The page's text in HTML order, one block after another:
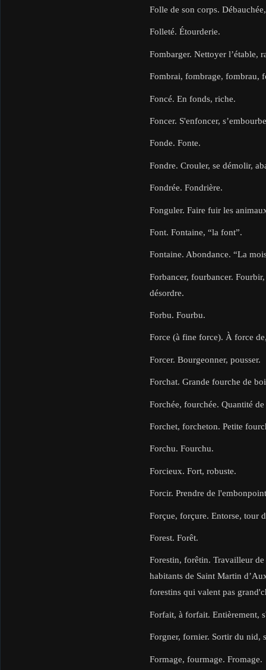
Folle de son corps.
Folleté. Étourderie.
Fombarger. Nettoyer l’étable,
Fombrai, fombrage, fombrau,
Foncé. En fonds, riche.
Foncer. S'enfoncer,
Fonde. Fonte.
Fondre. Crouler, se démolir,
Fondrée. Fondrière.
Fonguler. Faire fuir les
Font. Fontaine, “la font”.
Fontaine. Abondance. “La
Forbancer, fourbancer.
désordre.
Forbu. Fourbu.
Force (à fine force). À force
Forcer. Bourgeonner, pousser.
Forchat. Grande fourche de
Forchée, fourchée. Quantité
Forchet, forcheton. Petite
Forchu. Fourchu.
Forcieux. Fort, robuste.
Forcir. Prendre de
Forçue, forçure. Entorse, tour
Forest. Forêt.
Forestin, forêtin. Travailleur
habitants de Saint Martin
forestins qui valent pas
Forfait, à forfait. Entièrement,
Forgner, fornier. Sortir du nid,
Formage, fourmage. Fromage.